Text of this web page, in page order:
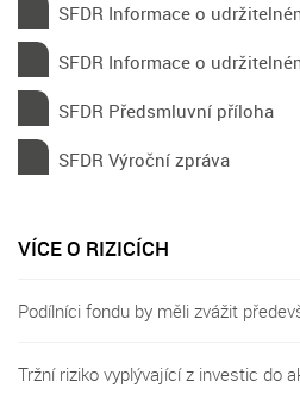
SFDR Informace o
SFDR Informace o
SFDR Předsmluvní příloha
SFDR Výroční zpráva
VÍCE O RIZICÍCH
Podílníci fondu by měli zvážit
Tržní riziko vyplývající z investic do